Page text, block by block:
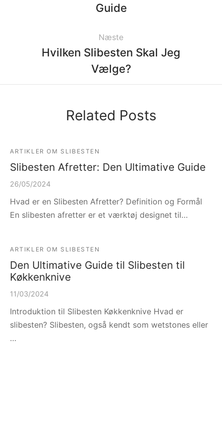
Guide
Næste
Hvilken Slibesten Skal Jeg
Vælge?
Related Posts
ARTIKLER OM SLIBESTEN
Slibesten Afretter: Den Ultimative Guide
26/05/2024
Hvad er en Slibesten Afretter? Definition og Formål
En slibesten afretter er et værktøj designet til…
ARTIKLER OM SLIBESTEN
Den Ultimative Guide til Slibesten til
Køkkenknive
11/03/2024
Introduktion til Slibesten Køkkenknive Hvad er
slibesten? Slibesten, også kendt som wetstones eller
…